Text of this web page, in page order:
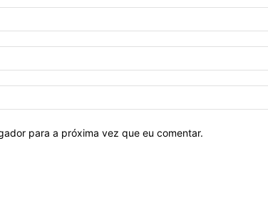
para a próxima vez que eu comentar.